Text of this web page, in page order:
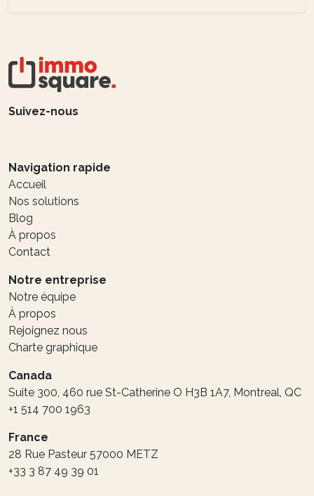
Suivez-nous
Navigation rapide
Accueil
Nos solutions
Blog
À propos
Contact
Notre entreprise
Notre équipe
À propos
Rejoignez nous
Charte graphique
Canada
Suite 300, 460 rue St-Catherine O H3B 1A7, Montreal, QC
+1 514 700 1963
France
28 Rue Pasteur 57000 METZ
+33 3 87 49 39 01